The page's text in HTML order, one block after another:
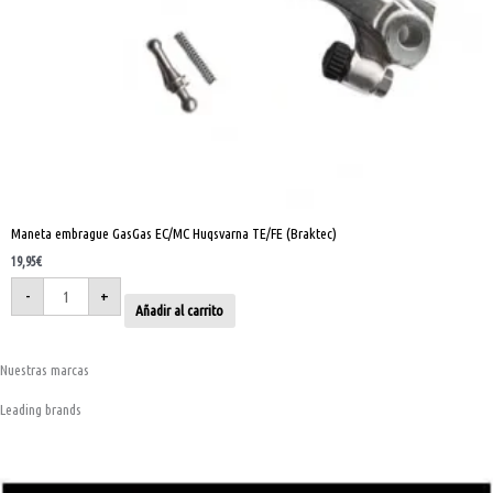
Maneta embrague GasGas EC/MC Huqsvarna TE/FE (Braktec)
19,95€
- +
Añadir al carrito
Nuestras marcas
Leading brands